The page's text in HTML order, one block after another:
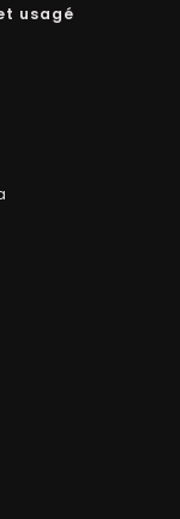
usagé